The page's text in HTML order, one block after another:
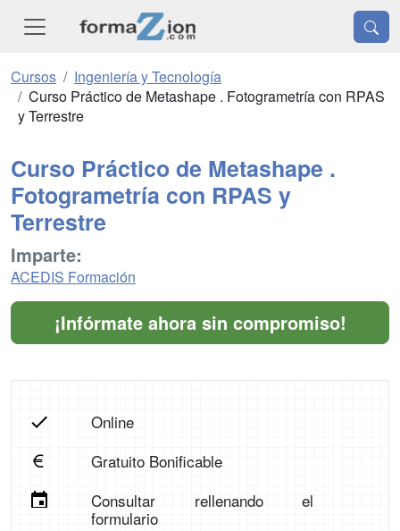
Cursos
Ingeniería y Tecnología
Curso Práctico de Metashape . Fotogrametría con RPAS
y Terrestre
Curso Práctico de Metashape .
Fotogrametría con RPAS y
Terrestre
Imparte:
ACEDIS Formación
¡Infórmate ahora sin compromiso!
Online
Gratuito Bonificable
Consultar rellenando el
formulario